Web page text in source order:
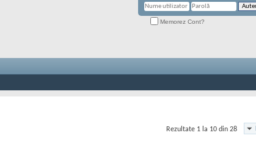
Memorez Cont?
Rezultate 1 la 10 din 28